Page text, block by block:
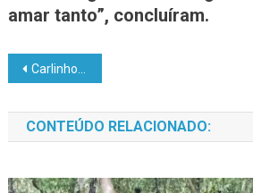
amar tanto”, concluíram.
Carlinhos do Pelado visita comunidades rurais, realiza entregas e dialoga com moradores e produtores
CONTEÚDO RELACIONADO: